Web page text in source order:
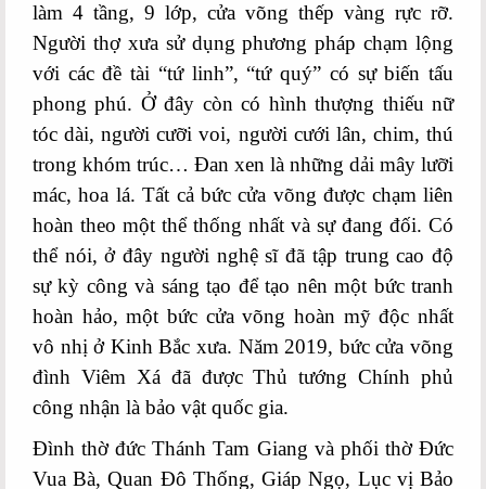
làm 4 tầng, 9 lớp, cửa võng thếp vàng rực rỡ.
Người thợ xưa sử dụng phương pháp chạm lộng
với các đề tài “tứ linh”, “tứ quý” có sự biến tấu
phong phú. Ở đây còn có hình thượng thiếu nữ
tóc dài, người cưỡi voi, người cưới lân, chim, thú
trong khóm trúc… Đan xen là những dải mây lưỡi
mác, hoa lá. Tất cả bức cửa võng được chạm liên
hoàn theo một thể thống nhất và sự đang đối. Có
thể nói, ở đây người nghệ sĩ đã tập trung cao độ
sự kỳ công và sáng tạo để tạo nên một bức tranh
hoàn hảo, một bức cửa võng hoàn mỹ độc nhất
vô nhị ở Kinh Bắc xưa. Năm 2019, bức cửa võng
đình Viêm Xá đã được Thủ tướng Chính phủ
công nhận là bảo vật quốc gia.
Đình thờ đức Thánh Tam Giang và phối thờ Đức
Vua Bà, Quan Đô Thống, Giáp Ngọ, Lục vị Bảo